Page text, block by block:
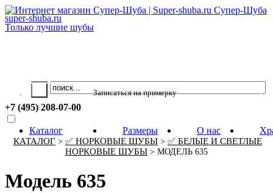
Супер-Шуба
super-shuba.ru
Только лучшие шубы
.
+7 (495) 208-07-00
Каталог Размеры О нас
КАТАЛОГ > ✅ НОРКОВЫЕ ШУБЫ > ✅ БЕЛЫЕ И СВЕТЛЫЕ
НОРКОВЫЕ ШУБЫ > МОДЕЛЬ 635
Модель 635